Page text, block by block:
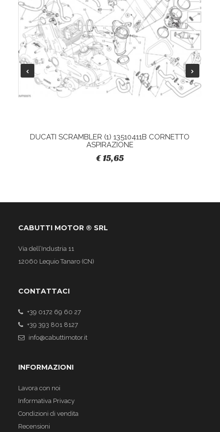
DUCATI SCRAMBLER (1) 13510411B CORNETTO
ASPIRAZIONE
€ 15,65
CABUTTI MOTOR ® SRL
Via dell’Industria 11
12060 Lequio Tanaro (CN)
CONTATTACI
+39 0172 69 60 27
+39 393 801 8127
info@cabuttimotor.it
INFORMAZIONI
Lavora con noi
Informativa Privacy
Condizioni di vendita
Recensioni